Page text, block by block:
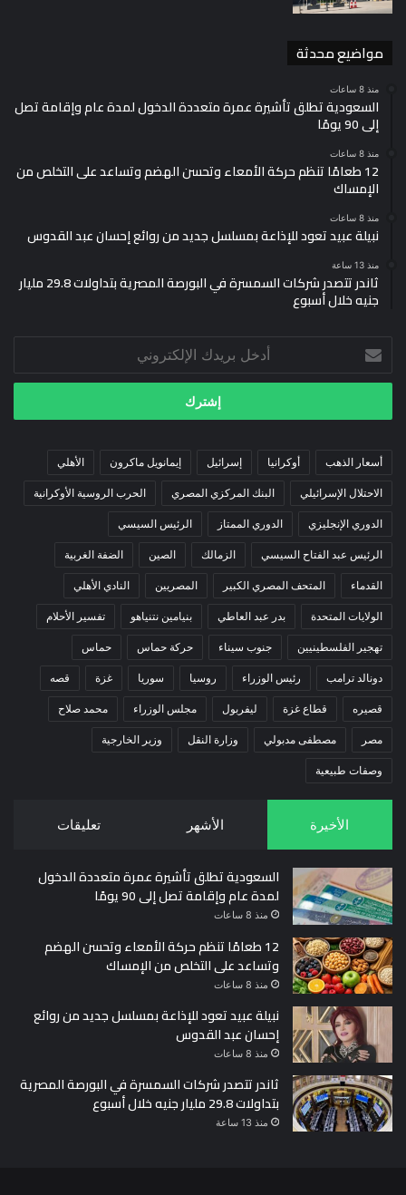
مواضيع محدثة
منذ 8 ساعات
السعودية تطلق تأشيرة عمرة متعددة الدخول لمدة عام وإقامة تصل
إلى 90 يومًا
منذ 8 ساعات
12 طعامًا تنظم حركة الأمعاء وتحسن الهضم وتساعد على التخلص من
الإمساك
منذ 8 ساعات
نبيلة عبيد تعود للإذاعة بمسلسل جديد من روائع إحسان عبد القدوس
منذ 13 ساعة
ثاندر تتصدر شركات السمسرة في البورصة المصرية بتداولات 29.8 مليار
جنيه خلال أسبوع
بريدك
الإلكتروني
أسعار الذهب أوكرانيا إسرائيل إيمانويل ماكرون الأهلي
الاحتلال الإسرائيلي البنك المركزي المصري الحرب الروسية الأوكرانية
الدوري الإنجليزي الدوري الممتاز الرئيس السيسي
الرئيس عبد الفتاح السيسي الزمالك الصين الضفة الغربية
القدماء المتحف المصري الكبير المصريين النادي الأهلي
الولايات المتحدة بدر عبد العاطي بنيامين نتنياهو تفسير الأحلام
تهجير الفلسطينيين جنوب سيناء حركة حماس حماس
دونالد ترامب رئيس الوزراء روسيا سوريا غزة قصه
قصيره قطاع غزة ليفربول مجلس الوزراء محمد صلاح
مصر مصطفى مدبولي وزارة النقل وزير الخارجية
وصفات طبيعية
الأخيرة الأشهر تعليقات
السعودية تطلق تأشيرة عمرة متعددة الدخول
لمدة عام وإقامة تصل إلى 90 يومًا
منذ 8 ساعات
12 طعامًا تنظم حركة الأمعاء وتحسن الهضم
وتساعد على التخلص من الإمساك
منذ 8 ساعات
نبيلة عبيد تعود للإذاعة بمسلسل جديد من روائع
إحسان عبد القدوس
منذ 8 ساعات
ثاندر تتصدر شركات السمسرة في البورصة المصرية
بتداولات 29.8 مليار جنيه خلال أسبوع
منذ 13 ساعة